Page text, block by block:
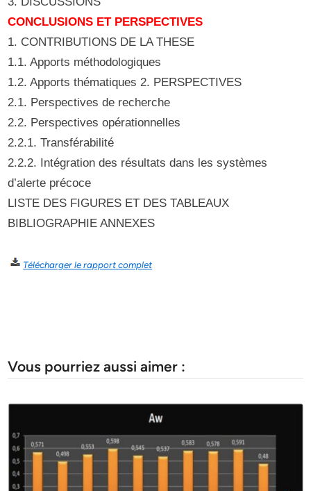
CONCLUSIONS ET PERSPECTIVES
1. CONTRIBUTIONS DE LA THESE
1.1. Apports méthodologiques
1.2. Apports thématiques 2. PERSPECTIVES
2.1. Perspectives de recherche
2.2. Perspectives opérationnelles
2.2.1. Transférabilité
2.2.2. Intégration des résultats dans les systèmes
d’alerte précoce
LISTE DES FIGURES ET DES TABLEAUX
BIBLIOGRAPHIE ANNEXES
Télécharger le rapport complet
Vous pourriez aussi aimer :